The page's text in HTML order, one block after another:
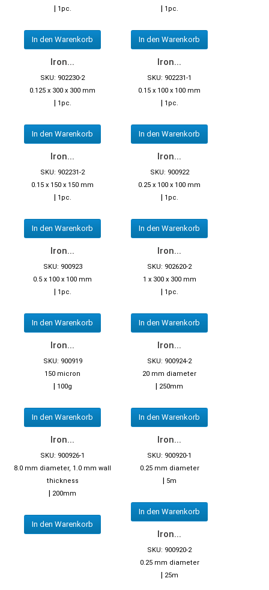
| 1pc.
In den Warenkorb
| 1pc.
In den Warenkorb
Iron...
SKU: 902230-2
0.125 x 300 x 300 mm
| 1pc.
In den Warenkorb
Iron...
SKU: 902231-1
0.15 x 100 x 100 mm
| 1pc.
In den Warenkorb
Iron...
SKU: 902231-2
0.15 x 150 x 150 mm
| 1pc.
In den Warenkorb
Iron...
SKU: 900922
0.25 x 100 x 100 mm
| 1pc.
In den Warenkorb
Iron...
SKU: 900923
0.5 x 100 x 100 mm
| 1pc.
In den Warenkorb
Iron...
SKU: 902620-2
1 x 300 x 300 mm
| 1pc.
In den Warenkorb
Iron...
SKU: 900919
150 micron
| 100g
In den Warenkorb
Iron...
SKU: 900924-2
20 mm diameter
| 250mm
In den Warenkorb
Iron...
SKU: 900926-1
8.0 mm diameter, 1.0 mm wall
thickness
| 200mm
In den Warenkorb
Iron...
SKU: 900920-1
0.25 mm diameter
| 5m
In den Warenkorb
Iron...
SKU: 900920-2
0.25 mm diameter
| 25m